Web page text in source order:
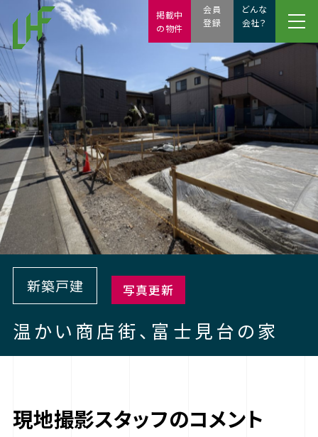
新築戸建 写真更新
温かい商店街、富士見台の家
現地撮影スタッフのコメント
会員
登録
どんな
会社？
掲載中
の物件